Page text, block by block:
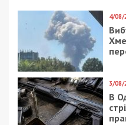
атакувати
Нікопольщину:
поранені жінка і
півторарічна дитина